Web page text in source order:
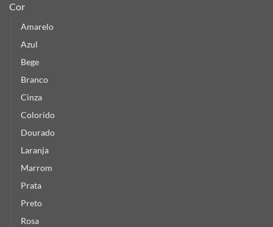
Cor
Amarelo
Azul
Bege
Branco
Cinza
Colorido
Dourado
Laranja
Marrom
Prata
Preto
Rosa